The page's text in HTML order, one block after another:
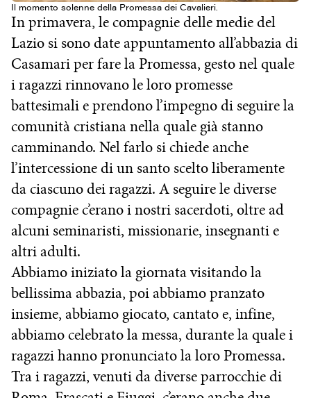
Il momento solenne della Promessa dei Cavalieri.
In primavera, le compagnie delle medie del
Lazio si sono date appuntamento all’abbazia di
Casamari per fare la Promessa, gesto nel quale
i ragazzi rinnovano le loro promesse
battesimali e prendono l’impegno di seguire la
comunità cristiana nella quale già stanno
camminando. Nel farlo si chiede anche
l’intercessione di un santo scelto liberamente
da ciascuno dei ragazzi. A seguire le diverse
compagnie c’erano i nostri sacerdoti, oltre ad
alcuni seminaristi, missionarie, insegnanti e
altri adulti.
Abbiamo iniziato la giornata visitando la
bellissima abbazia, poi abbiamo pranzato
insieme, abbiamo giocato, cantato e, infine,
abbiamo celebrato la messa, durante la quale i
ragazzi hanno pronunciato la loro Promessa.
Tra i ragazzi, venuti da diverse parrocchie di